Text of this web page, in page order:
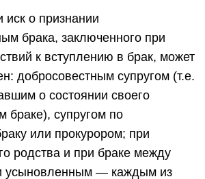
о признании
брака, заключенного при
к вступлению в брак, может
добросовестным супругом (т.е.
о состоянии своего
браке), супругом по
или прокурором; при
родства и при браке между
усыновленным — каждым из